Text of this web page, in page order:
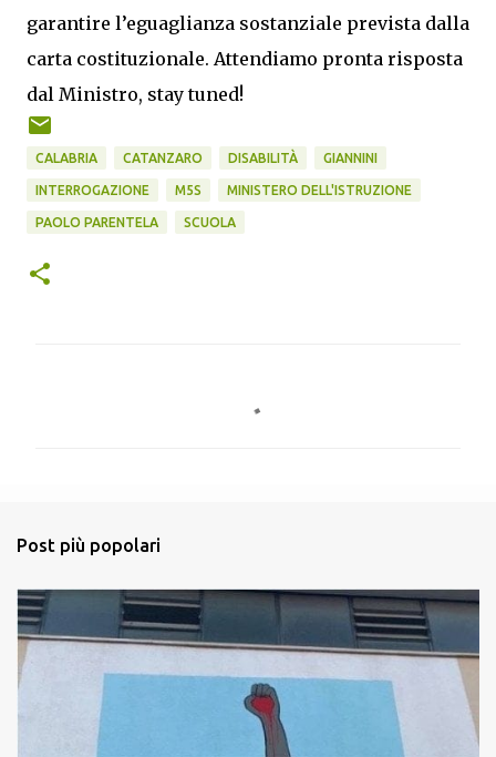
garantire l’eguaglianza sostanziale prevista dalla
carta costituzionale. Attendiamo pronta risposta
dal Ministro, stay tuned!
CALABRIA CATANZARO DISABILITÀ GIANNINI
INTERROGAZIONE M5S MINISTERO DELL'ISTRUZIONE
PAOLO PARENTELA SCUOLA
i
Post più popolari